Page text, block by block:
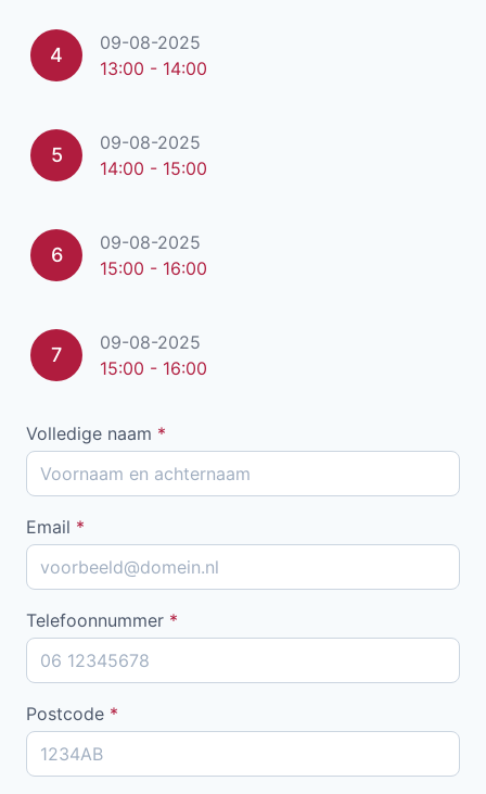
4
09-08-2025
13:00 - 14:00
5
09-08-2025
14:00 - 15:00
6
09-08-2025
15:00 - 16:00
7
09-08-2025
15:00 - 16:00
Volledige naam *
Email *
Telefoonnummer *
Postcode *